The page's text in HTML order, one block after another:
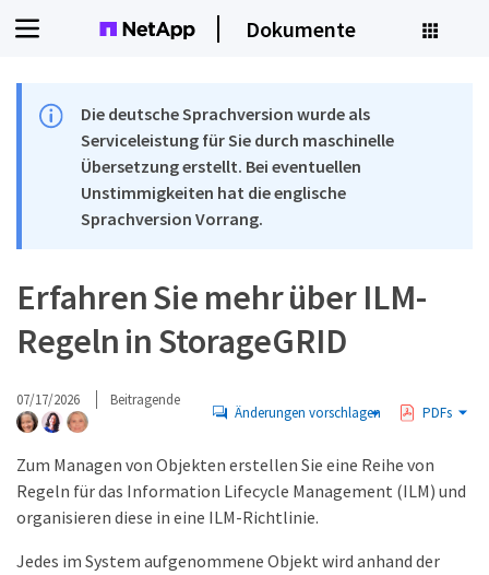
Dokumente
Die deutsche Sprachversion wurde als
Serviceleistung für Sie durch maschinelle
Übersetzung erstellt. Bei eventuellen
Unstimmigkeiten hat die englische
Sprachversion Vorrang.
Erfahren Sie mehr über ILM-
Regeln in StorageGRID
07/17/2026 Beitragende
Änderungen vorschlagen PDFs
Zum Managen von Objekten erstellen Sie eine Reihe von
Regeln für das Information Lifecycle Management (ILM) und
organisieren diese in eine ILM-Richtlinie.
Jedes im System aufgenommene Objekt wird anhand der